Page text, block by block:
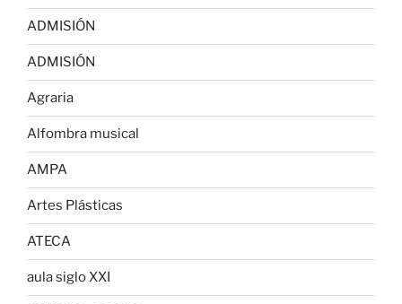
ADMISIÓN
ADMISIÓN
Agraria
Alfombra musical
AMPA
Artes Plásticas
ATECA
aula siglo XXI